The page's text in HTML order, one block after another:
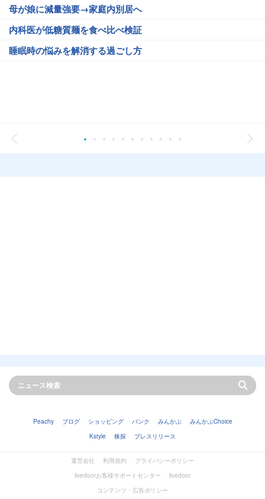
母が娘に減量強要→家庭内別居へ
内科医が低糖質麺を食べ比べ検証
睡眠時の悩みを解消する過ごし方
Peachy ブログ ショッピング バンク みんかぶ
みんかぶChoice
Kstyle
株探 プレスリリース
運営会社 利用規約
プライバシーポリシー
livedoorお客様サポートセンター
livedoor
コンテンツ・広告ポリシー